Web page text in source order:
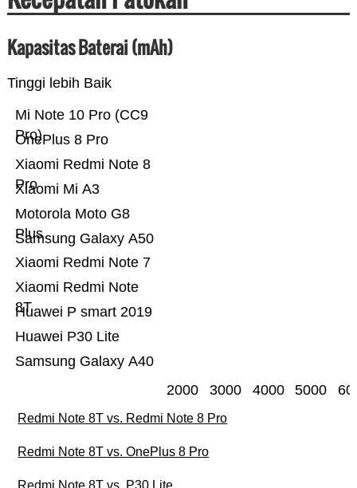
Kapasitas Baterai (mAh)
Tinggi lebih Baik
Samsung Galaxy A40
Huawei P30 Lite
Huawei P smart 2019
Xiaomi Redmi Note
8T
Xiaomi Redmi Note 7
Samsung Galaxy A50
Motorola Moto G8
Plus
Xiaomi Mi A3
Xiaomi Redmi Note 8
Pro
OnePlus 8 Pro
Mi Note 10 Pro (CC9
Pro)
2000 3000 4000 5000
Redmi Note 8T vs. Redmi Note 8 Pro
Redmi Note 8T vs. OnePlus 8 Pro
Redmi Note 8T vs. P30 Lite